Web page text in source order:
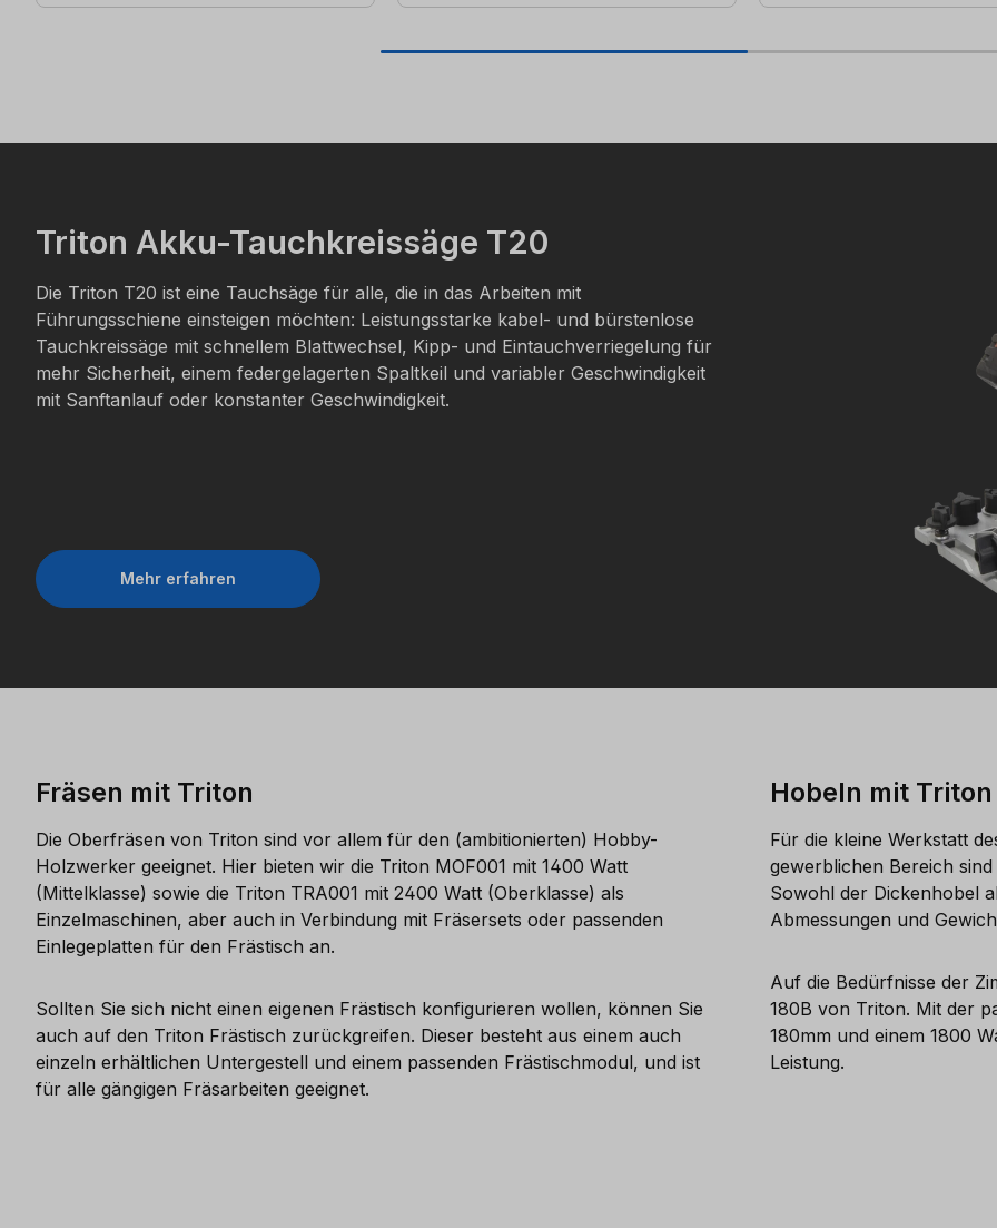
Triton Akku-Tauchkreissäge T20
Die Triton T20 ist eine Tauchsäge für alle, die in das Arbeiten mit
Führungsschiene einsteigen möchten: Leistungsstarke kabel- und bürstenlose
Tauchkreissäge mit schnellem Blattwechsel, Kipp- und Eintauchverriegelung für
mehr Sicherheit, einem federgelagerten Spaltkeil und variabler Geschwindigkeit
mit Sanftanlauf oder konstanter Geschwindigkeit.
Mehr erfahren
Fräsen mit Triton
Die Oberfräsen von Triton sind vor allem für den (ambitionierten) Hobby-
Holzwerker geeignet. Hier bieten wir die Triton MOF001 mit 1400 Watt
(Mittelklasse) sowie die Triton TRA001 mit 2400 Watt (Oberklasse) als
Einzelmaschinen, aber auch in Verbindung mit Fräsersets oder passenden
Einlegeplatten für den Frästisch an.
Sollten Sie sich nicht einen eigenen Frästisch konfigurieren wollen, können Sie
auch auf den Triton Frästisch zurückgreifen. Dieser besteht aus einem auch
einzeln erhältlichen Untergestell und einem passenden Frästischmodul, und ist
für alle gängigen Fräsarbeiten geeignet.
Hobeln mit Triton
Für die kleine Werkstatt
gewerblichen Bereich
Sowohl der Dickenhobel
Abmessungen und
Auf die Bedürfnisse der
180B von Triton. Mit der
180mm und einem 1800
Leistung.